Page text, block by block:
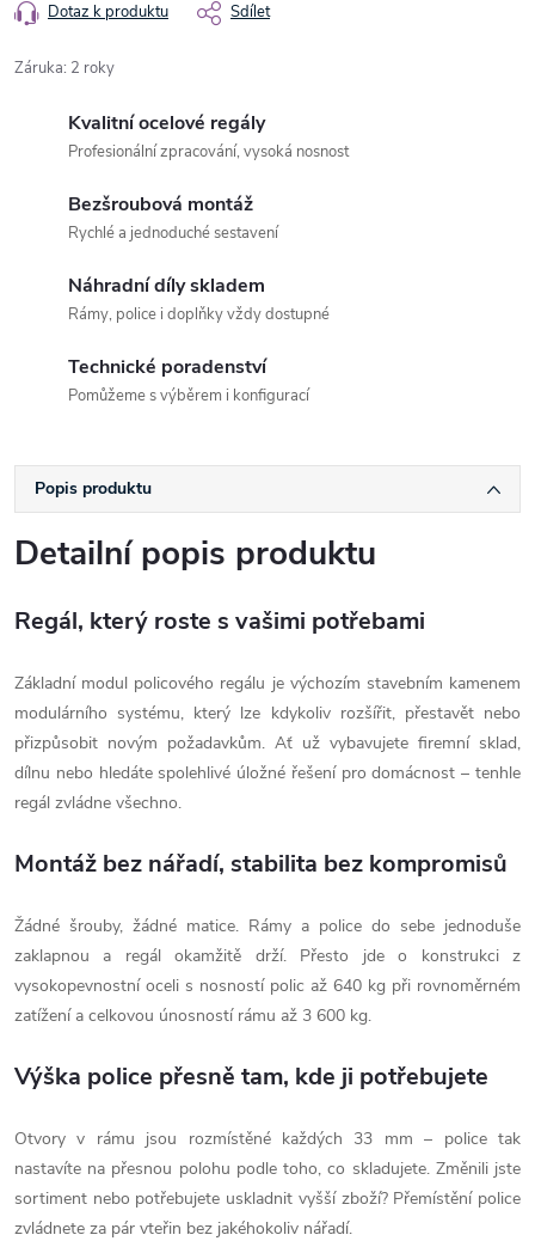
Dotaz k produktu Sdílet
Záruka: 2 roky
Kvalitní ocelové regály
Profesionální zpracování, vysoká nosnost
Bezšroubová montáž
Rychlé a jednoduché sestavení
Náhradní díly skladem
Rámy, police i doplňky vždy dostupné
Technické poradenství
Pomůžeme s výběrem i konfigurací
Popis produktu
Detailní popis produktu
Regál, který roste s vašimi potřebami
Základní modul policového regálu je výchozím stavebním kamenem
modulárního systému, který lze kdykoliv rozšířit, přestavět nebo
přizpůsobit novým požadavkům. Ať už vybavujete firemní sklad,
dílnu nebo hledáte spolehlivé úložné řešení pro domácnost – tenhle
regál zvládne všechno.
Montáž bez nářadí, stabilita bez kompromisů
Žádné šrouby, žádné matice. Rámy a police do sebe jednoduše
zaklapnou a regál okamžitě drží. Přesto jde o konstrukci z
vysokopevnostní oceli s nosností polic až 640 kg při rovnoměrném
zatížení a celkovou únosností rámu až 3 600 kg.
Výška police přesně tam, kde ji potřebujete
Otvory v rámu jsou rozmístěné každých 33 mm – police tak
nastavíte na přesnou polohu podle toho, co skladujete. Změnili jste
sortiment nebo potřebujete uskladnit vyšší zboží? Přemístění police
zvládnete za pár vteřin bez jakéhokoliv nářadí.